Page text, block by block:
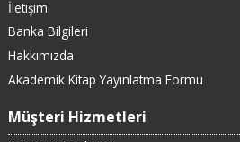
İletişim
Banka Bilgileri
Hakkımızda
Akademik Kitap Yayınlatma Formu
Müşteri Hizmetleri